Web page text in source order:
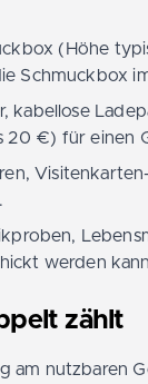
(Höhe
Schmuckbox
€) für einen
werden
zählt